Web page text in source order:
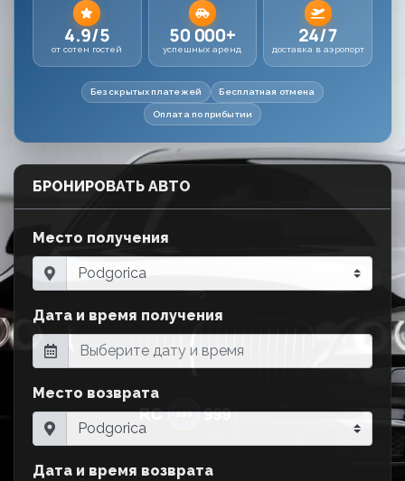
4.9/5
от сотен гостей
50 000+
успешных аренд
24/7
доставка в аэропорт
Без скрытых платежей Бесплатная отмена
Оплата по прибытии
БРОНИРОВАТЬ АВТО
Место получения
Дата и время получения
Место возврата
Дата и время возврата